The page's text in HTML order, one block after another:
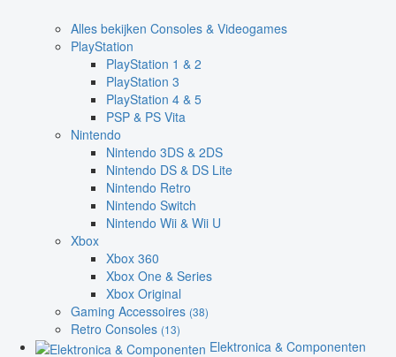
Alles bekijken Consoles & Videogames
PlayStation
PlayStation 1 & 2
PlayStation 3
PlayStation 4 & 5
PSP & PS Vita
Nintendo
Nintendo 3DS & 2DS
Nintendo DS & DS Lite
Nintendo Retro
Nintendo Switch
Nintendo Wii & Wii U
Xbox
Xbox 360
Xbox One & Series
Xbox Original
Gaming Accessoires (38)
Retro Consoles (13)
Elektronica & Componenten